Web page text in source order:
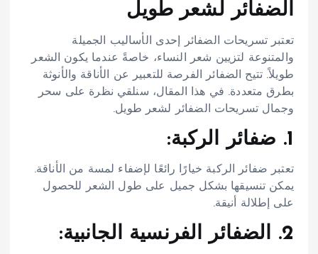
الضفائر لشعر طويل
تعتبر تسريحات الضفائر إحدى الأساليب الجميلة
والمتنوعة لتزيين شعر النساء، خاصةً عندما يكون الشعر
طويلاً. تتيح الضفائر الفرصة للتعبير عن الأناقة والأنوثة
بطرق متعددة. في هذا المقال، سنلقي نظرة على سحر
وجمال تسريحات الضفائر لشعر طويل.
1. ضفائر الركبة:
تعتبر ضفائر الركبة خيارًا رائعًا لإضفاء لمسة من الأناقة.
يمكن تنسيقها بشكل جميل على طول الشعر للحصول
على إطلالة أنيقة.
2. الضفائر الفرنسية الجانبية: